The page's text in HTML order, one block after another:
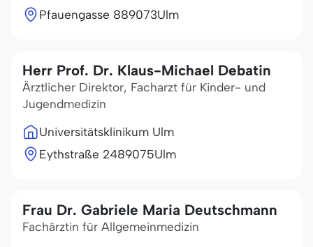
Pfauengasse 889073Ulm
Herr Prof. Dr. Klaus-Michael Debatin
Ärztlicher Direktor, Facharzt für Kinder- und
Jugendmedizin
Universitätsklinikum Ulm
Eythstraße 2489075Ulm
Frau Dr. Gabriele Maria Deutschmann
Fachärztin für Allgemeinmedizin